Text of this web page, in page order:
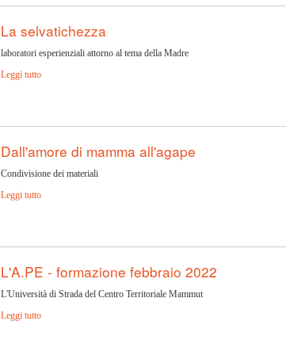
La selvatichezza
laboratori esperienziali attorno al tema della Madre
Leggi tutto
Dall'amore di mamma all'agape
Condivisione dei materiali
Leggi tutto
L'A.PE - formazione febbraio 2022
L'Università di Strada del Centro Territoriale Mammut
Leggi tutto